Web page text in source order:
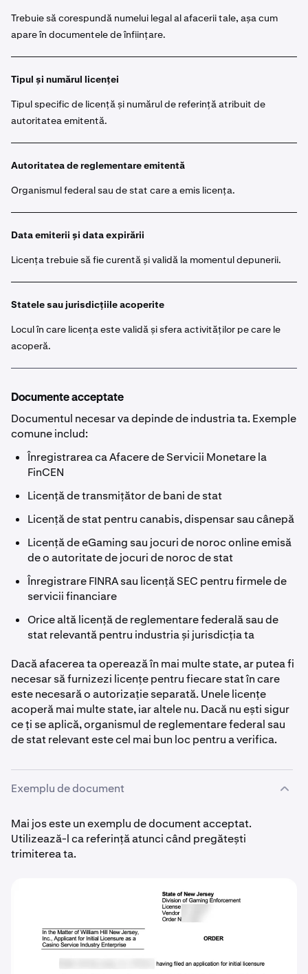
Trebuie să corespundă numelui legal al afacerii tale, așa cum
apare în documentele de înființare.
Tipul și numărul licenței
Tipul specific de licență și numărul de referință atribuit de
autoritatea emitentă.
Autoritatea de reglementare emitentă
Organismul federal sau de stat care a emis licența.
Data emiterii și data expirării
Licența trebuie să fie curentă și validă la momentul depunerii.
Statele sau jurisdicțiile acoperite
Locul în care licența este validă și sfera activităților pe care le
acoperă.
Documente acceptate
Documentul necesar va depinde de industria ta. Exemple
comune includ:
Înregistrarea ca Afacere de Servicii Monetare la
FinCEN
Licență de transmițător de bani de stat
Licență de stat pentru canabis, dispensar sau cânepă
Licență de eGaming sau jocuri de noroc online emisă
de o autoritate de jocuri de noroc de stat
Înregistrare FINRA sau licență SEC pentru firmele de
servicii financiare
Orice altă licență de reglementare federală sau de
stat relevantă pentru industria și jurisdicția ta
Dacă afacerea ta operează în mai multe state, ar putea fi
necesar să furnizezi licențe pentru fiecare stat în care
este necesară o autorizație separată. Unele licențe
acoperă mai multe state, iar altele nu. Dacă nu ești sigur
ce ți se aplică, organismul de reglementare federal sau
de stat relevant este cel mai bun loc pentru a verifica.
Exemplu de document
Mai jos este un exemplu de document acceptat.
Utilizează-l ca referință atunci când pregătești
trimiterea ta.